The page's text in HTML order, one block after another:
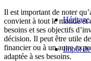
Impôt
Il est important de noter
convient à tout le monde et
besoins et ses objectifs
décision. Il peut être utile
financier ou à un autre
adaptée à ses besoins.